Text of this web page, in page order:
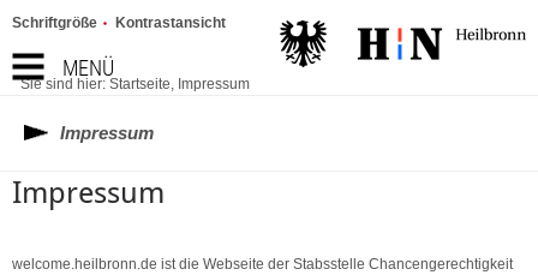
MENÜ
Schriftgröße Kontrastansicht
Sie sind hier: Startseite, Impressum
Impressum
Impressum
welcome.heilbronn.de ist die Webseite der Stabsstelle Chancengerechtigkeit